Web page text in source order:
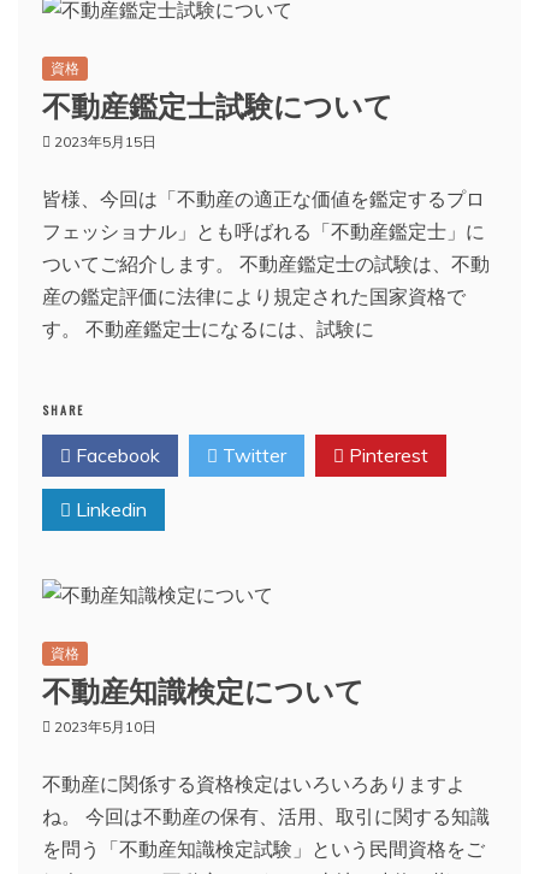
資格
不動産鑑定士試験について
2023年5月15日
皆様、今回は「不動産の適正な価値を鑑定するプロ
フェッショナル」とも呼ばれる「不動産鑑定士」に
ついてご紹介します。 不動産鑑定士の試験は、不動
産の鑑定評価に法律により規定された国家資格で
す。 不動産鑑定士になるには、試験に
SHARE
Facebook Twitter Pinterest
Linkedin
資格
不動産知識検定について
2023年5月10日
不動産に関係する資格検定はいろいろありますよ
ね。 今回は不動産の保有、活用、取引に関する知識
を問う「不動産知識検定試験」という民間資格をご